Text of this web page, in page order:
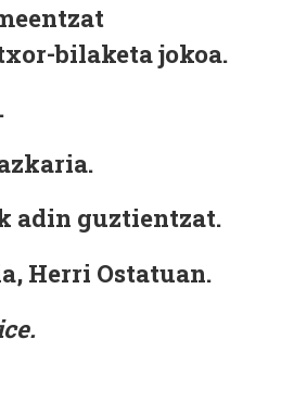
bilaketa jokoa.
adin guztientzat.
Herri Ostatuan.
.